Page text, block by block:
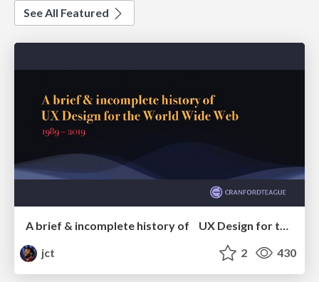
See All Featured
jct
2 430